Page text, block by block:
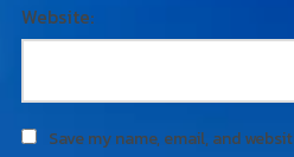
Website:
Save my name, email, and